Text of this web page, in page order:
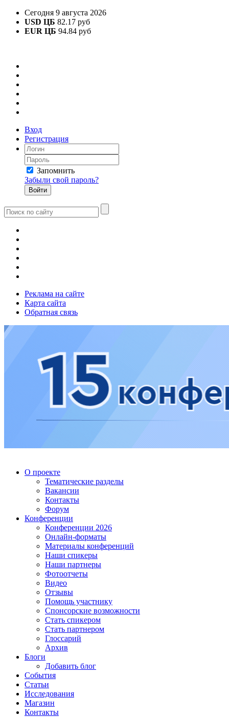
Сегодня 9 августа 2026
USD ЦБ 82.17 руб
EUR ЦБ 94.84 руб
Вход
Регистрация
Запомнить
Забыли свой пароль?
Реклама на сайте
Карта сайта
Обратная связь
О проекте
Тематические разделы
Вакансии
Контакты
Форум
Конференции
Конференции 2026
Онлайн-форматы
Материалы конференций
Наши спикеры
Наши партнеры
Фотоотчеты
Видео
Отзывы
Помощь участнику
Спонсорские возможности
Стать спикером
Стать партнером
Глоссарий
Архив
Блоги
Добавить блог
События
Статьи
Исследования
Магазин
Контакты